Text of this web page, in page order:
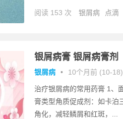
阅读 153 次 银屑病 点滴
银屑病膏 银屑病膏剂
银屑病 • 10个月前 (10-18)
治疗银屑病的常用药膏 1、
膏类型角质促成剂：如卡泊
角化，减轻鳞屑和红斑，...